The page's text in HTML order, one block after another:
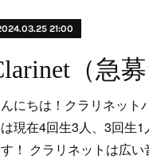
21:00
（急
にちは！クラリネット
は現在4回生3人、3回生
す！ クラリネットは広